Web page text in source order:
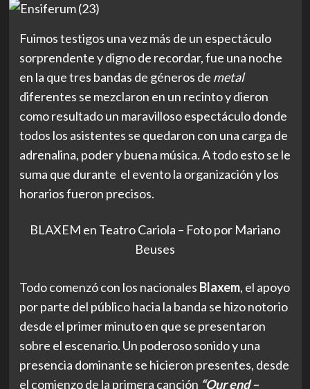
Fuimos testigos una vez más de un espectáculo
sorprendente y digno de recordar, fue una noche
en la que tres bandas de géneros de metal
diferentes se mezclaron en un recinto y dieron
como resultado un maravilloso espectáculo donde
todos los asistentes se quedaron con una carga de
adrenalina, poder y buena música.A todo esto se le
suma que durante el evento la organización y los
horarios fueron precisos.
BLAXEM en Teatro Cariola – Foto por Mariano
Beuses
Todo comenzó con los nacionales Blaxem, el apoyo
por parte del público hacia la banda se hizo notorio
desde el primer minuto en que se presentaron
sobre el escenario. Un poderoso sonido y una
presencia dominante se hicieron presentes, desde
el comienzo de la primera canción “Our end –